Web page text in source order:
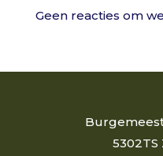
Geen reacties om